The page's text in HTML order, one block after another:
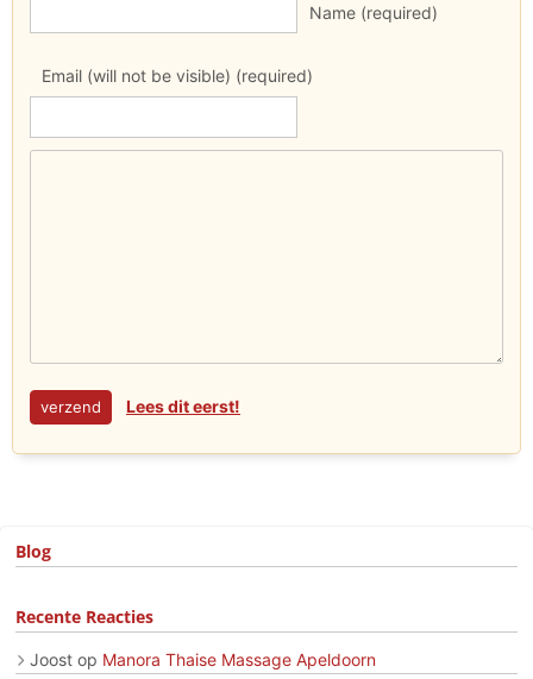
Name (required)
Email (will not be visible) (required)
Lees dit eerst!
Blog
Recente Reacties
Joost op Manora Thaise Massage Apeldoorn